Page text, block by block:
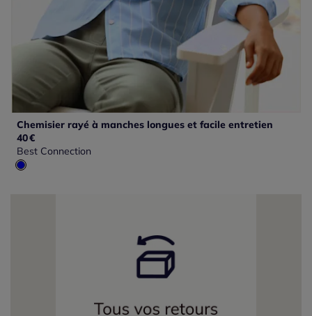
Chemisier rayé à manches longues et facile entretien
40€
Best Connection